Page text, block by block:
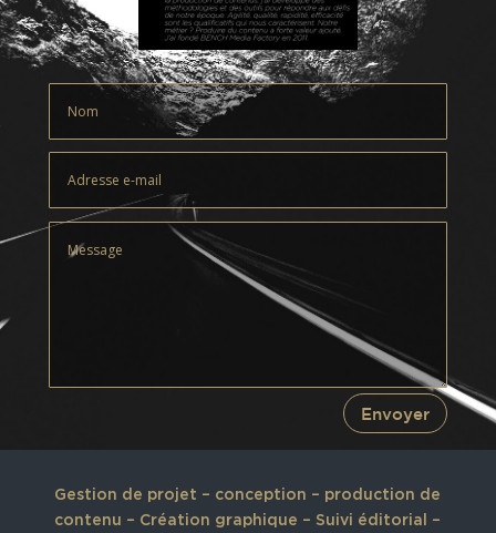
Envoyer
Gestion de projet – conception – production de
contenu – Création graphique – Suivi éditorial –